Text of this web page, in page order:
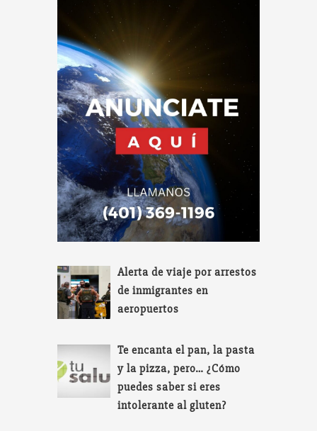
Alerta de viaje por arrestos
de inmigrantes en
aeropuertos
Te encanta el pan, la pasta
y la pizza, pero… ¿Cómo
puedes saber si eres
intolerante al gluten?